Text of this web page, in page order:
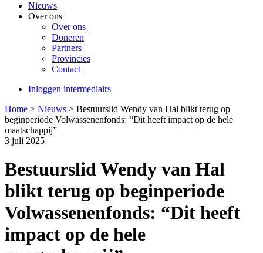
Nieuws
Over ons
Over ons
Doneren
Partners
Provincies
Contact
Inloggen intermediairs
Home > Nieuws > Bestuurslid Wendy van Hal blikt terug op
beginperiode Volwassenenfonds: “Dit heeft impact op de hele
maatschappij”
3 juli 2025
Bestuurslid Wendy van Hal
blikt terug op beginperiode
Volwassenenfonds: “Dit heeft
impact op de hele